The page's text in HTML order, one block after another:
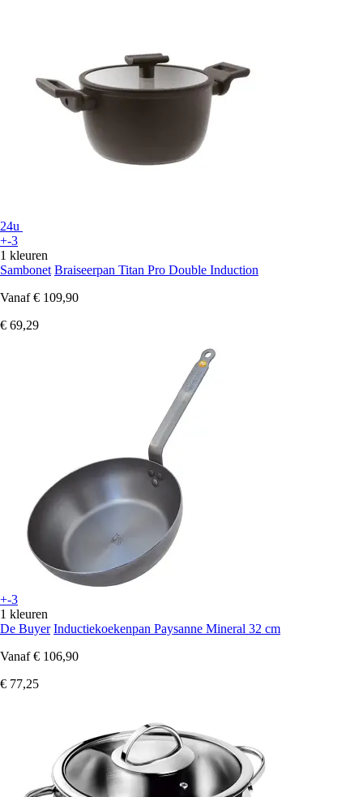
24u
+-3
1 kleuren
Sambonet Braiseerpan Titan Pro Double Induction
Vanaf € 109,90
€ 69,29
+-3
1 kleuren
De Buyer Inductiekoekenpan Paysanne Mineral 32 cm
Vanaf € 106,90
€ 77,25